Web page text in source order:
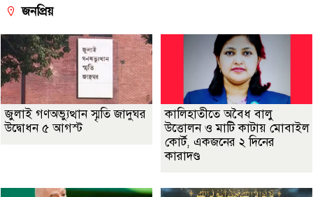
জনপ্রিয়
জুলাই গণঅভ্যুত্থান স্মৃতি জাদুঘর
উদ্বোধন ৫ আগস্ট
কালিহাতীতে অবৈধ বালু
উত্তোলন ও মাটি কাটায় মোবাইল
কোর্ট, একজনের ২ দিনের
কারাদণ্ড